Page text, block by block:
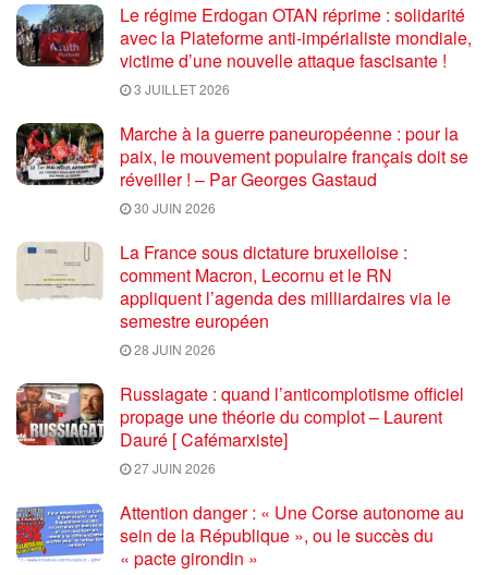
Le régime Erdogan OTAN réprime : solidarité
avec la Plateforme anti-impérialiste mondiale,
victime d’une nouvelle attaque fascisante !
3 JUILLET 2026
Marche à la guerre paneuropéenne : pour la
paix, le mouvement populaire français doit se
réveiller ! – Par Georges Gastaud
30 JUIN 2026
La France sous dictature bruxelloise :
comment Macron, Lecornu et le RN
appliquent l’agenda des milliardaires via le
semestre européen
28 JUIN 2026
Russiagate : quand l’anticomplotisme officiel
propage une théorie du complot – Laurent
Dauré [ Cafémarxiste]
27 JUIN 2026
Attention danger : « Une Corse autonome au
sein de la République », ou le succès du
« pacte girondin »